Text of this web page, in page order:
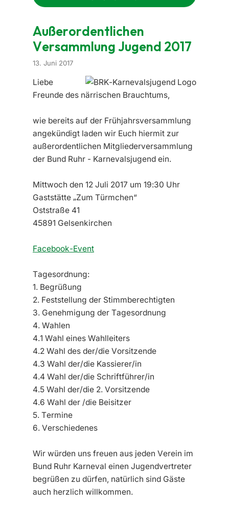
Außerordentlichen
Versammlung Jugend 2017
13. Juni 2017
Liebe
Freunde des närrischen Brauchtums,
wie bereits auf der Frühjahrsversammlung
angekündigt laden wir Euch hiermit zur
außerordentlichen Mitgliederversammlung
der Bund Ruhr - Karnevalsjugend ein.
Mittwoch den 12 Juli 2017 um 19:30 Uhr
Gaststätte „Zum Türmchen“
Oststraße 41
45891 Gelsenkirchen
Facebook-Event
Tagesordnung:
1. Begrüßung
2. Feststellung der Stimmberechtigten
3. Genehmigung der Tagesordnung
4. Wahlen
4.1 Wahl eines Wahlleiters
4.2 Wahl des der/die Vorsitzende
4.3 Wahl der/die Kassierer/in
4.4 Wahl der/die Schriftführer/in
4.5 Wahl der/die 2. Vorsitzende
4.6 Wahl der /die Beisitzer
5. Termine
6. Verschiedenes
Wir würden uns freuen aus jeden Verein im
Bund Ruhr Karneval einen Jugendvertreter
begrüßen zu dürfen, natürlich sind Gäste
auch herzlich willkommen.